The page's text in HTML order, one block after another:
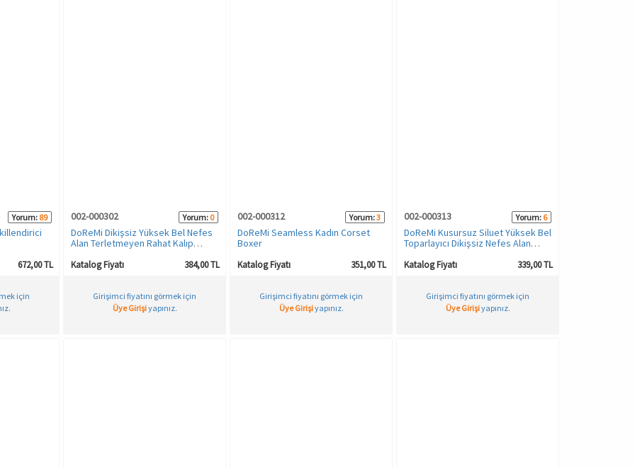
Yorum: 89
672,00 TL
için
002-000302 Yorum: 0
DoReMi Dikişsiz Yüksek Bel Nefes
Alan Terletmeyen Rahat Kalıp
Katalog Fiyatı 384,00 TL
Girişimci fiyatını görmek için
Üye Girişiyapınız.
002-000312 Yorum:3
DoReMi Seamless Kadın Corset
Boxer
Katalog Fiyatı 351,00 TL
Girişimci fiyatını görmek için
Üye Girişiyapınız.
002-000313 Yorum: 6
DoReMi Kusursuz Siluet Yüksek Bel
Toparlayıcı Dikişsiz Nefes Alan
Katalog Fiyatı 339,00 TL
Girişimci fiyatını görmek için
Üye Girişiyapınız.